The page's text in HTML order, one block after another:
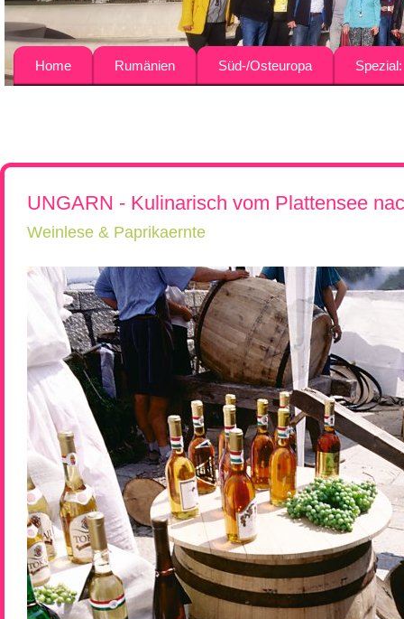
Home Rumänien
Städtereisen
Rumänien & Nachbarländer
Süd-/Osteuropa
Ungarn
Wein-
UNGARN - Kulinarisch vom Plattensee
Weinlese & Paprikaernte